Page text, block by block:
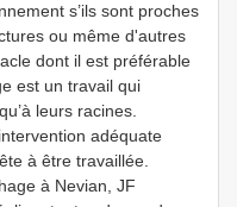
s’ils sont proches
ou même d'autres
dont il est préférable
est un travail qui
leurs racines.
adéquate
à être travaillée.
à Nevian, JF